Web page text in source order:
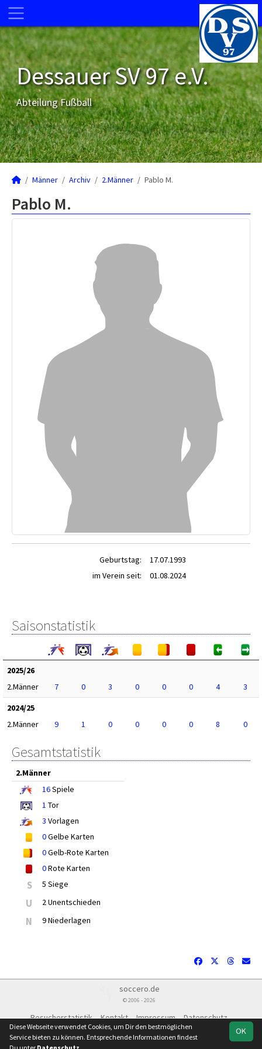
Dessauer SV 97 e.V.
Abteilung Fußball
Männer Archiv 2.Männer Pablo M.
Pablo M.
Geburtstag:
17.07.1993
im Verein seit:
01.08.2024
Saisonstatistik
2025/26
2.Männer
7 0 3 0 0 0 4
3
2024/25
2.Männer
9 1 0 0 0 0 8 0
Gesamtstatistik
2.Männer
16Spiele
1 Tor
3 Vorlagen
0Gelbe Karten
0Gelb-Rote Karten
0Rote Karten
S 5 Siege
U 2 Unentschieden
N 9 Niederlagen
soccero.de
© 2006 - 2026
Besucherstatistik Kontakt Impressum
Datenschutz
OK
Diese Webseite verwendet Cookies, um Dir den bestmöglichen
Service bieten zu können. Entsprechende Informationen findest